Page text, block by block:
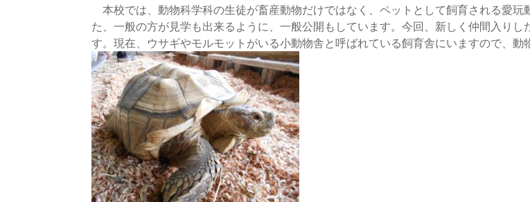
本校では、動物科学科の生徒が畜産動物だけではなく、ペットとして飼育される愛玩
た、一般の方が見学も出来るように、一般公開もしています。今回、新しく仲間入り
す。現在、ウサギやモルモットがいる小動物舎と呼ばれている飼育舎にいますので、動